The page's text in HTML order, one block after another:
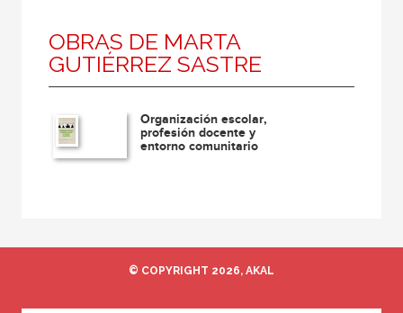
Coordinador
Editor
Escritor
Escritora
Traductor
OBRAS DE MARTA
GUTIÉRREZ SASTRE
Organización escolar,
profesión docente y
entorno comunitario
© COPYRIGHT 2026, AKAL